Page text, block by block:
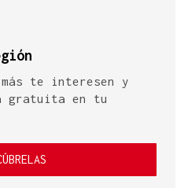
te interesen y
gratuita en tu